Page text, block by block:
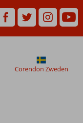
Corendon Zweden